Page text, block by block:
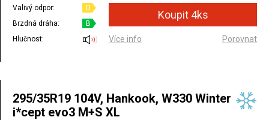
Valivý odpor:
D
Brzdná dráha:
B
Hlučnost:
Více info Porovnat
295/35R19 104V, Hankook, W330 Winter
i*cept evo3 M+S XL